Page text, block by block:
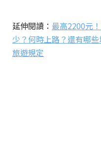
延伸閱讀： 最高2200元
少？何時上路？還有哪
旅遊規定